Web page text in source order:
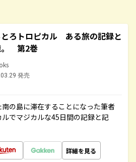
とろトロピカル ある旅の記録と
。 第2巻
発売
の島に滞在することになった筆者
でマジカルな45日間の記録と記
詳細を見る